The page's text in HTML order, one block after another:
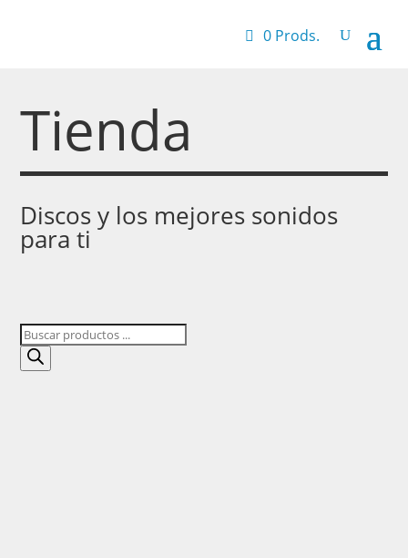
0 Prods.
Tienda
Discos y los mejores sonidos
para ti
Búsqueda
de
productos